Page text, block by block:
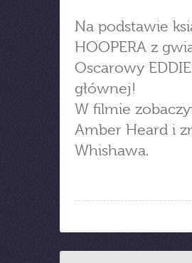
Na podstawie
HOOPERA z
Oscarowy
głównej!
W filmie
Amber Heard i
Whishawa.